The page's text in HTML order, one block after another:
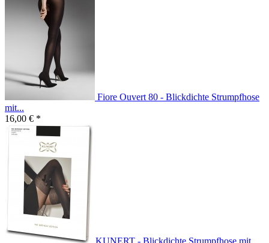
Fiore Ouvert 80 - Blickdichte Strumpfhose
mit...
16,00 € *
KUNERT - Blickdichte Strumpfhose mit...